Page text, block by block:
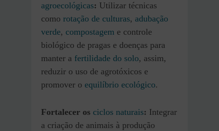
agroecológicas: Utilizar técnicas
como rotação de culturas, adubação
verde, compostagem e controle
biológico de pragas e doenças para
manter a fertilidade do solo, assim,
reduzir o uso de agrotóxicos e
promover o equilíbrio ecológico.
Fortalecer os ciclos naturais: Integrar
a criação de animais à produção